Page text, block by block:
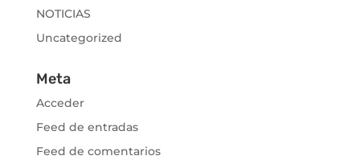
NOTICIAS
Uncategorized
Meta
Acceder
Feed de entradas
Feed de comentarios